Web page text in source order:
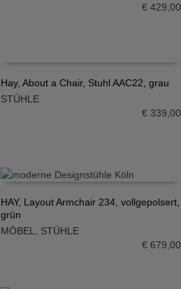
€ 429,00
IN DEN WARENKORB
Hay, About a Chair, Stuhl AAC22, grau
STÜHLE
€ 339,00
IN DEN WARENKORB
HAY, Layout Armchair 234, vollgepolsert,
grün
MÖBEL
STÜHLE
€ 679,00